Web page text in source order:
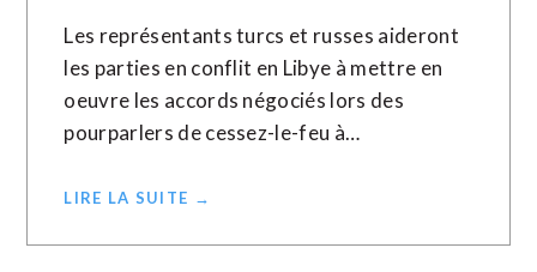
Les représentants turcs et russes aideront
les parties en conflit en Libye à mettre en
oeuvre les accords négociés lors des
pourparlers de cessez-le-feu à…
LIRE LA SUITE →